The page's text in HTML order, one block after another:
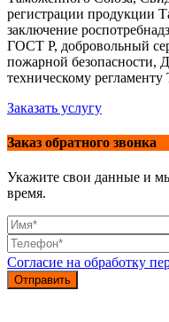
регистрации продукции
заключение
ГОСТ Р, добровольный
пожарной безопасности,
техническому
Заказать услугу
Заказ обратного звонка
Укажите свои данные и
время.
Согласие на обработку
Отправить